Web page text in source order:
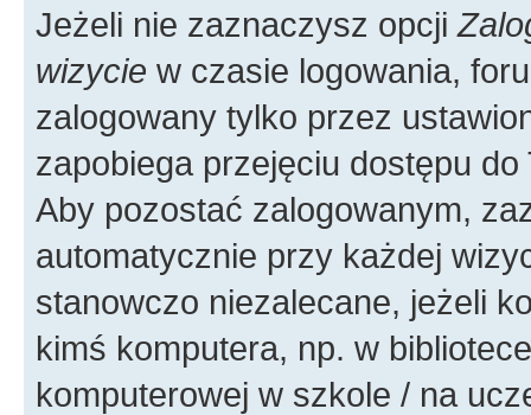
Jeżeli nie zaznaczysz opcji
wizycie w czasie logowania,
zalogowany tylko przez
zapobiega przejęciu dostępu
Aby pozostać zalogowanym,
automatycznie przy każdej
stanowczo niezalecane, jeżeli
kimś komputera, np. w
komputerowej w szkole / na